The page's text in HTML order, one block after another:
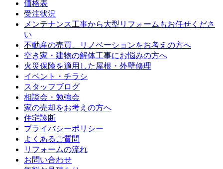
価格表
受注状況
メンテナンス工事から大型リフォームもお任せくださ
い
不動産の売買、リノベーションをお考えの方へ
空き家・建物の解体工事にお悩みの方へ
火災保険を適用した屋根・外壁修理
イベント・チラシ
スタッフブログ
相談会・勉強会
家の売却をお考えの方へ
住宅診断
プライバシーポリシー
よくあるご質問
リフォームの流れ
お問い合わせ